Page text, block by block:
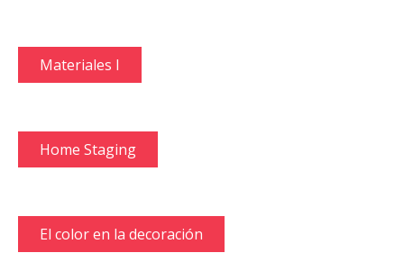
Materiales I
Home Staging
El color en la decoración